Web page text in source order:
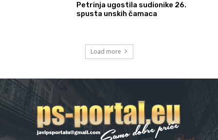
Petrinja ugostila sudionike 26.
spusta unskih čamaca
Load more